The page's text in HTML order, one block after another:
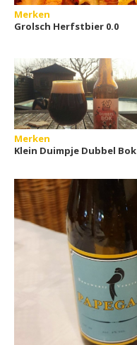
Merken
Grolsch Herfstbier 0.0
Merken
Klein Duimpje Dubbel Bok